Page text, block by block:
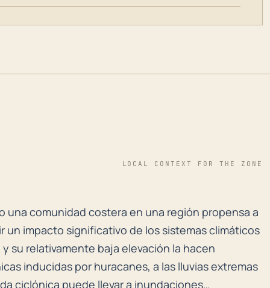
LOCAL CONTEXT FOR THE ZONE
una comunidad costera en una región propensa
una comunidad costera en una región propensa a
un impacto significativo de los sistemas climáticos
su relativamente baja elevación la hacen
inducidas por huracanes, a las lluvias extremas
ciclónica puede llevar a inundaciones